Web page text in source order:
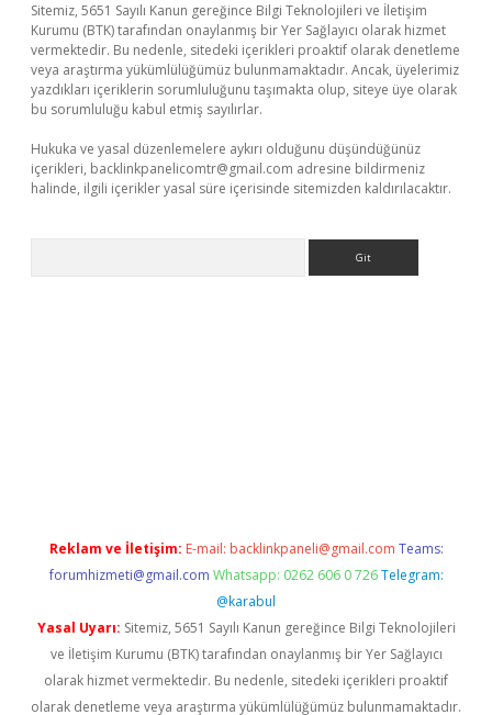
Sitemiz, 5651 Sayılı Kanun gereğince Bilgi Teknolojileri ve İletişim
Kurumu (BTK) tarafından onaylanmış bir Yer Sağlayıcı olarak hizmet
vermektedir. Bu nedenle, sitedeki içerikleri proaktif olarak denetleme
veya araştırma yükümlülüğümüz bulunmamaktadır. Ancak, üyelerimiz
yazdıkları içeriklerin sorumluluğunu taşımakta olup, siteye üye olarak
bu sorumluluğu kabul etmiş sayılırlar.
Hukuka ve yasal düzenlemelere aykırı olduğunu düşündüğünüz
içerikleri, backlinkpanelicomtr@gmail.com adresine bildirmeniz
halinde, ilgili içerikler yasal süre içerisinde sitemizden kaldırılacaktır.
Reklam ve İletişim: E-mail: backlinkpaneli@gmail.com Teams:
forumhizmeti@gmail.com Whatsapp: 0262 606 0 726 Telegram:
@karabul
Yasal Uyarı: Sitemiz, 5651 Sayılı Kanun gereğince Bilgi Teknolojileri
ve İletişim Kurumu (BTK) tarafından onaylanmış bir Yer Sağlayıcı
olarak hizmet vermektedir. Bu nedenle, sitedeki içerikleri proaktif
olarak denetleme veya araştırma yükümlülüğümüz bulunmamaktadır.